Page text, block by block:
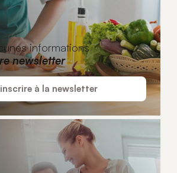
informations
newsletter
à la newsletter